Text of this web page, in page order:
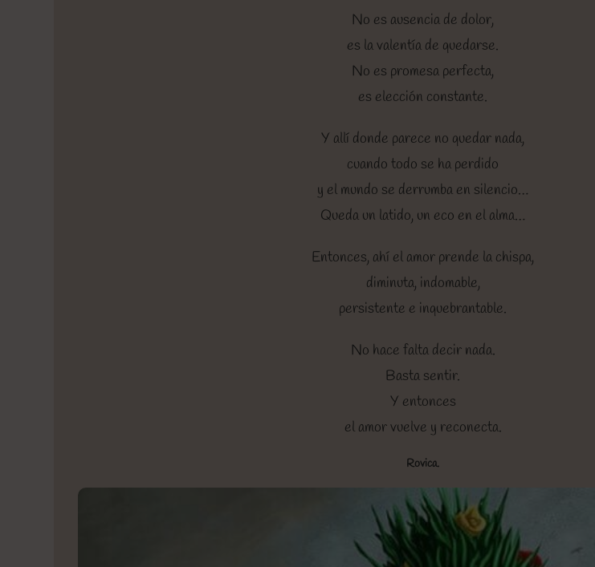
No es ausencia de dolor,
es la valentía de quedarse.
No es promesa perfecta,
es elección constante.
Y allí donde parece no quedar nada,
cuando todo se ha perdido
y el mundo se derrumba en silencio…
Queda un latido, un eco en el alma…
Entonces, ahí el amor prende la chispa,
diminuta, indomable,
persistente e inquebrantable.
No hace falta decir nada.
Basta sentir.
Y entonces
el amor vuelve y reconecta.
Rovica.